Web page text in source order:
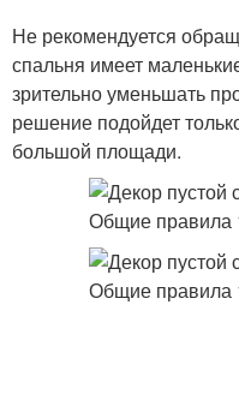
Не рекомендуется
спальня имеет
зрительно уменьшать
решение подойдет
большой площади.